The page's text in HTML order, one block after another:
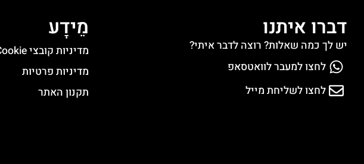
מֵידָע
מדיניות קובצי Cookie
מדיניות פרטיות
תקנון האתר
דברו איתנו
יש לך כמה שאלות? רוצה לדבר איתי?
לחצו למעבר לוואטסאפ
לחצו לשליחת מייל